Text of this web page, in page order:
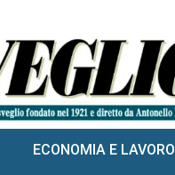
ECONOMIA E LAVORO